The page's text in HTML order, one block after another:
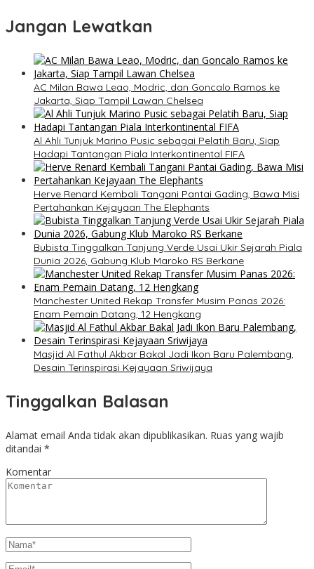
Jangan Lewatkan
AC Milan Bawa Leao, Modric, dan Goncalo Ramos ke
Jakarta, Siap Tampil Lawan Chelsea
Al Ahli Tunjuk Marino Pusic sebagai Pelatih Baru, Siap
Hadapi Tantangan Piala Interkontinental FIFA
Herve Renard Kembali Tangani Pantai Gading, Bawa Misi
Pertahankan Kejayaan The Elephants
Bubista Tinggalkan Tanjung Verde Usai Ukir Sejarah Piala
Dunia 2026, Gabung Klub Maroko RS Berkane
Manchester United Rekap Transfer Musim Panas 2026:
Enam Pemain Datang, 12 Hengkang
Masjid Al Fathul Akbar Bakal Jadi Ikon Baru Palembang,
Desain Terinspirasi Kejayaan Sriwijaya
Tinggalkan Balasan
Alamat email Anda tidak akan dipublikasikan. Ruas yang wajib
ditandai *
Komentar